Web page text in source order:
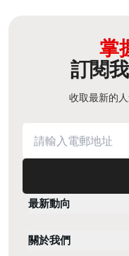
掌
訂閱
收取最新的
最新動向
關於我們